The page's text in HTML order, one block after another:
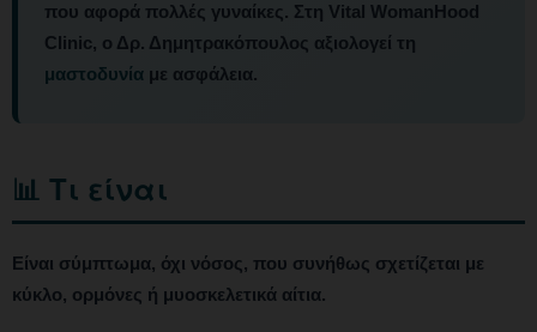
που αφορά πολλές γυναίκες. Στη Vital WomanHood
Clinic, ο Δρ. Δημητρακόπουλος αξιολογεί τη
μαστοδυνία με ασφάλεια.
📊 Τι είναι
Είναι σύμπτωμα, όχι νόσος, που συνήθως σχετίζεται με
κύκλο, ορμόνες ή μυοσκελετικά αίτια.